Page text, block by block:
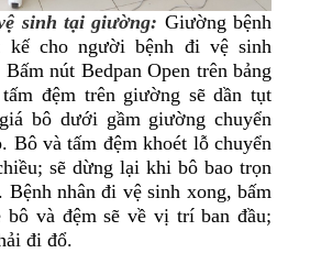
sinh tại giường: Giường bệnh
kế cho người bệnh đi vệ sinh
nút Bedpan Open trên bảng
đệm trên giường sẽ dần tụt
bô dưới gầm giường chuyển
Bô và tấm đệm khoét lỗ chuyển
sẽ dừng lại khi bô bao trọn
Bệnh nhân đi vệ sinh xong, bấm
bô và đệm sẽ về vị trí ban đầu;
đi đổ.